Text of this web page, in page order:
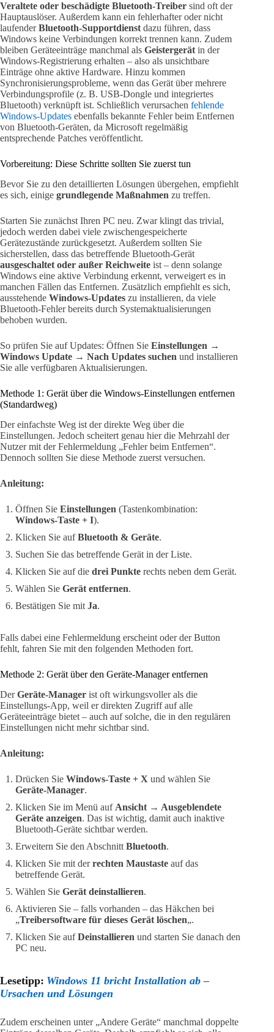
Veraltete oder beschädigte Bluetooth-Treiber sind oft der
Hauptauslöser. Außerdem kann ein fehlerhafter oder nicht
laufenderBluetooth-Supportdienst dazu führen, dass
Windows keine Verbindungen korrekt trennen kann. Zudem
bleiben Geräteeinträge manchmal als Geistergerät in der
Windows-Registrierung erhalten – also als unsichtbare
Einträge ohne aktive Hardware. Hinzu kommen
Synchronisierungsprobleme, wenn das Gerät über mehrere
Verbindungsprofile (z. B. USB-Dongle und integriertes
Bluetooth) verknüpft ist. Schließlich verursachen fehlende
Windows-Updates ebenfalls bekannte Fehler beim Entfernen
von Bluetooth-Geräten, da Microsoft regelmäßig
entsprechende Patches veröffentlicht.
Vorbereitung: Diese Schritte sollten Sie zuerst tun
Bevor Sie zu den detaillierten Lösungen übergehen, empfiehlt
es sich, einige grundlegende Maßnahmen zu treffen.
Starten Sie zunächst Ihren PC neu. Zwar klingt das trivial,
jedoch werden dabei viele zwischengespeicherte
Gerätezustände zurückgesetzt. Außerdem sollten Sie
sicherstellen, dass das betreffende Bluetooth-Gerät
ausgeschaltet oder außer Reichweite ist – denn solange
Windows eine aktive Verbindung erkennt, verweigert es in
manchen Fällen das Entfernen. Zusätzlich empfiehlt es sich,
ausstehende Windows-Updates zu installieren, da viele
Bluetooth-Fehler bereits durch Systemaktualisierungen
behoben wurden.
So prüfen Sie auf Updates: Öffnen Sie Einstellungen →
Windows Update → Nach Updates suchen und installieren
Sie alle verfügbaren Aktualisierungen.
Methode 1: Gerät über die Windows-Einstellungen entfernen
(Standardweg)
Der einfachste Weg ist der direkte Weg über die
Einstellungen. Jedoch scheitert genau hier die Mehrzahl der
Nutzer mit der Fehlermeldung „Fehler beim Entfernen“.
Dennoch sollten Sie diese Methode zuerst versuchen.
Anleitung:
Öffnen Sie Einstellungen (Tastenkombination:
Windows-Taste + I).
Klicken Sie aufBluetooth & Geräte.
Suchen Sie das betreffende Gerät in der Liste.
Klicken Sie auf die drei Punkte rechts neben dem Gerät.
Wählen Sie Gerät entfernen.
Bestätigen Sie mit Ja.
Falls dabei eine Fehlermeldung erscheint oder der Button
fehlt, fahren Sie mit den folgenden Methoden fort.
Methode 2: Gerät über den Geräte-Manager entfernen
DerGeräte-Manager ist oft wirkungsvoller als die
Einstellungs-App, weil er direkten Zugriff auf alle
Geräteeinträge bietet – auch auf solche, die in den regulären
Einstellungen nicht mehr sichtbar sind.
Anleitung:
Drücken Sie Windows-Taste + X und wählen Sie
Geräte-Manager.
Klicken Sie im Menü auf Ansicht → Ausgeblendete
Geräte anzeigen. Das ist wichtig, damit auch inaktive
Bluetooth-Geräte sichtbar werden.
Erweitern Sie den Abschnitt Bluetooth.
Klicken Sie mit derrechten Maustaste auf das
betreffende Gerät.
Wählen Sie Gerät deinstallieren.
Aktivieren Sie – falls vorhanden – das Häkchen bei
„Treibersoftware für dieses Gerät löschen„.
Klicken Sie aufDeinstallieren und starten Sie danach den
PC neu.
Lesetipp: Windows 11 bricht Installation ab –
Ursachen und Lösungen
Zudem erscheinen unter „Andere Geräte“ manchmal doppelte